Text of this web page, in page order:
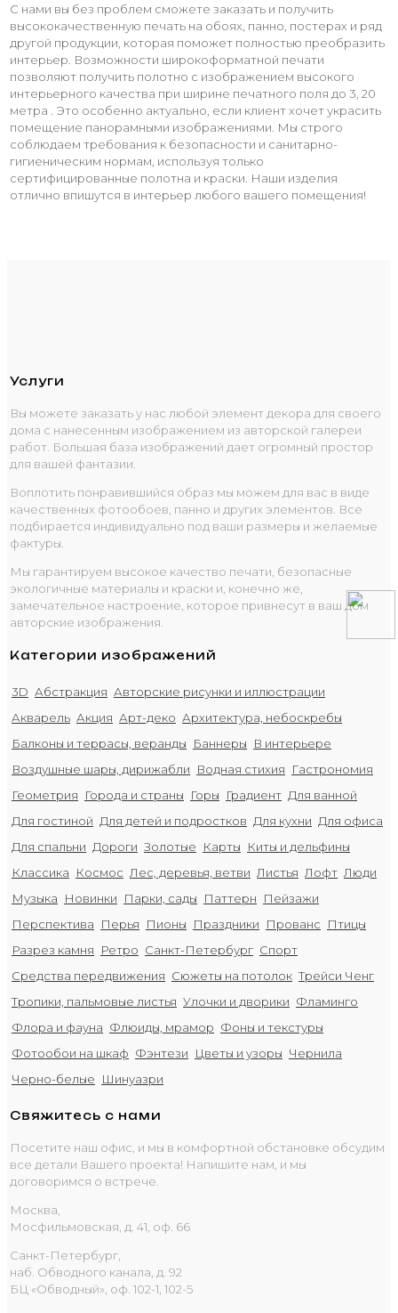
С нами вы без проблем сможете заказать и получить
высококачественную печать на обоях, панно, постерах и ряд
другой продукции, которая поможет полностью преобразить
интерьер. Возможности широкоформатной печати
позволяют получить полотно с изображением высокого
интерьерного качества при ширине печатного поля до 3, 20
метра . Это особенно актуально, если клиент хочет украсить
помещение панорамными изображениями. Мы строго
соблюдаем требования к безопасности и санитарно-
гигиеническим нормам, используя только
сертифицированные полотна и краски. Наши изделия
отлично впишутся в интерьер любого вашего помещения!
Услуги
Вы можете заказать у нас любой элемент декора для своего
дома с нанесенным изображением из авторской галереи
работ. Большая база изображений дает огромный простор
для вашей фантазии.
Воплотить понравившийся образ мы можем для вас в виде
качественных фотообоев, панно и других элементов. Все
подбирается индивидуально под ваши размеры и желаемые
фактуры.
Мы гарантируем высокое качество печати, безопасные
экологичные материалы и краски и, конечно же,
замечательное настроение, которое привнесут в ваш дом
авторские изображения.
Категории изображений
3D Абстракция Авторские рисунки и иллюстрации
Акварель Акция Арт-деко Архитектура, небоскребы
Балконы и террасы, веранды
Баннеры
В интерьере
Воздушные шары, дирижабли
Водная стихия
Гастрономия
Геометрия
Города и страны Горы Градиент Для ванной
Для гостиной Для детей и подростков Для кухни Для офиса
Для спальни Дороги Золотые Карты
Киты и дельфины
Классика
Космос Лес, деревья, ветви Листья Лофт Люди
Музыка
Новинки Парки, сады Паттерн
Пейзажи
Перспектива
Перья Пионы Праздники Прованс
Птицы
Разрез камня
Ретро Санкт-Петербург Спорт
Средства передвижения Сюжеты на потолок Трейси Ченг
Тропики, пальмовые листья Улочки и дворики Фламинго
Флора и фауна Флюиды, мрамор Фоны и текстуры
Фотообои на шкаф Фэнтези Цветы и узоры Чернила
Черно-белые
Шинуазри
Свяжитесь с нами
Посетите наш офис, и мы в комфортной обстановке обсудим
все детали Вашего проекта! Напишите нам, и мы
договоримся о встрече.
Москва,
Мосфильмовская, д. 41, оф. 66
Санкт-Петербург,
наб. Обводного канала, д. 92
БЦ «Обводный», оф. 102-1, 102-5